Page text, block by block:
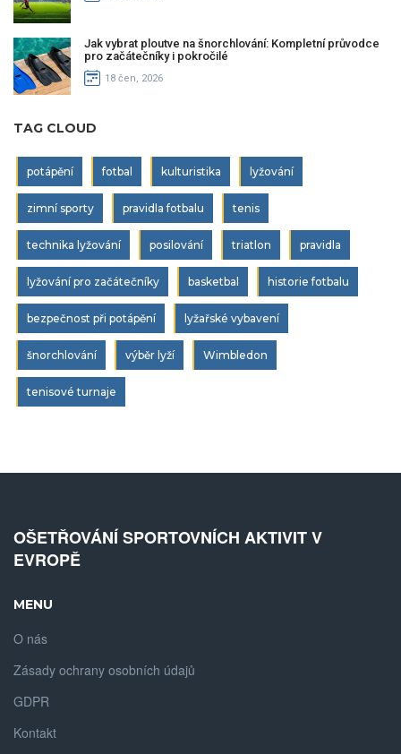
Jak vybrat ploutve na šnorchlování: Kompletní průvodce
pro začátečníky i pokročilé
18 čen, 2026
TAG CLOUD
potápění fotbal kulturistika lyžování
zimní sporty pravidla fotbalu tenis
technika lyžování posilování triatlon pravidla
lyžování pro začátečníky basketbal historie fotbalu
bezpečnost při potápění lyžařské vybavení
šnorchlování výběr lyží Wimbledon
tenisové turnaje
OŠETŘOVÁNÍ SPORTOVNÍCH AKTIVIT V
EVROPĚ
MENU
O nás
Zásady ochrany osobních údajů
GDPR
Kontakt